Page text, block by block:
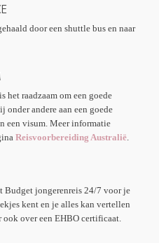
door een shuttle bus en naar
het raadzaam om een goede
andere aan een goede
een visum. Meer informatie
Reisvoorbereiding Australië.
Budget jongerenreis 24/7 voor je
kent en je alles kan vertellen
over een EHBO certificaat.